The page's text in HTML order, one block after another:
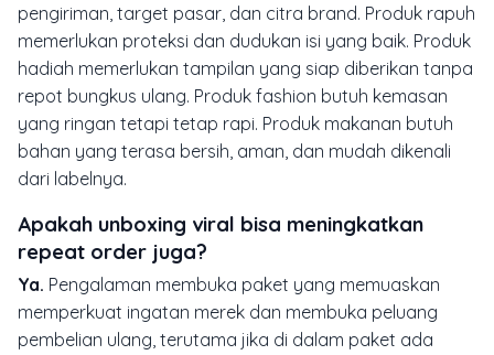
pengiriman, target pasar, dan citra brand. Produk rapuh
memerlukan proteksi dan dudukan isi yang baik. Produk
hadiah memerlukan tampilan yang siap diberikan tanpa
repot bungkus ulang. Produk fashion butuh kemasan
yang ringan tetapi tetap rapi. Produk makanan butuh
bahan yang terasa bersih, aman, dan mudah dikenali
dari labelnya.
Apakah unboxing viral bisa meningkatkan
repeat order juga?
Ya. Pengalaman membuka paket yang memuaskan
memperkuat ingatan merek dan membuka peluang
pembelian ulang, terutama jika di dalam paket ada